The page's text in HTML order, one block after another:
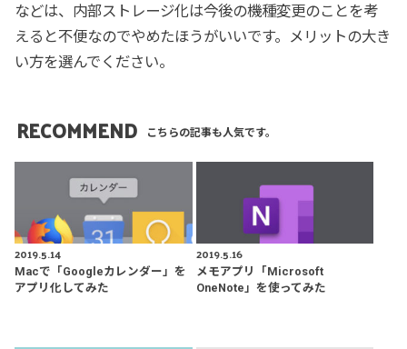
などは、内部ストレージ化は今後の機種変更のことを考
えると不便なのでやめたほうがいいです。メリットの大き
い方を選んでください。
RECOMMEND こちらの記事も人気です。
2019.5.14
Macで「Googleカレンダー」を
アプリ化してみた
2019.5.16
メモアプリ「Microsoft
OneNote」を使ってみた